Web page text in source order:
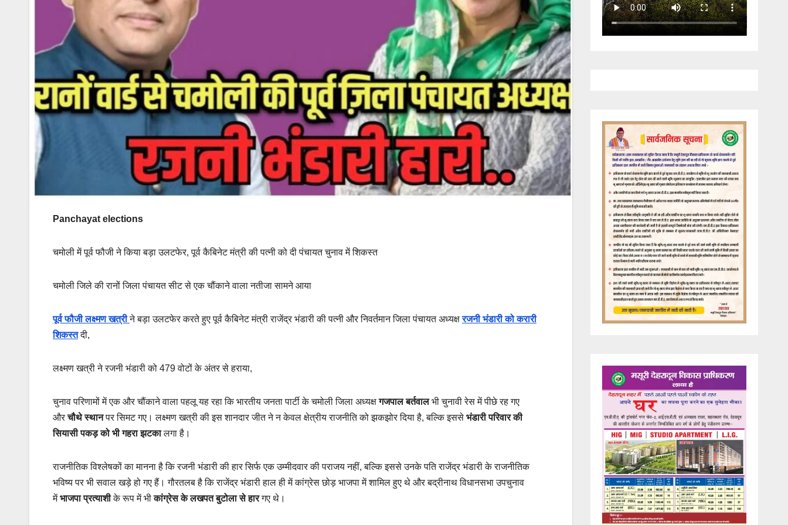
Panchayat elections
चमोली में पूर्व फौजी ने किया बड़ा उलटफेर, पूर्व कैबिनेट मंत्री की पत्नी को दी पंचायत चुनाव में शिकस्त
चमोली जिले की रानों जिला पंचायत सीट से एक चौंकाने वाला नतीजा सामने आया
पूर्व फौजी लक्ष्मण खत्रीने बड़ा उलटफेर करते हुए पूर्व कैबिनेट मंत्री राजेंद्र भंडारी की पत्नी और निवर्तमान जिला पंचायत अध्यक्षरजनी भंडारी को करारी
शिकस्तदी,
लक्ष्मण खत्री ने रजनी भंडारी को 479 वोटों के अंतर से हराया,
चुनाव परिणामों में एक और चौंकाने वाला पहलू यह रहा कि भारतीय जनता पार्टी के चमोली जिला अध्यक्षगजपाल बर्तवालभी चुनावी रेस में पीछे रह गए
औरचौथे स्थानपर सिमट गए। लक्ष्मण खत्री की इस शानदार जीत ने न केवल क्षेत्रीय राजनीति को झकझोर दिया है, बल्कि इससे भंडारी परिवार की
सियासी पकड़ को भी गहरा झटकालगा है।
राजनीतिक विश्लेषकों का मानना है कि रजनी भंडारी की हार सिर्फ एक उम्मीदवार की पराजय नहीं, बल्कि इससे उनके पति राजेंद्र भंडारी के राजनीतिक
भविष्य पर भी सवाल खड़े हो गए हैं। गौरतलब है कि राजेंद्र भंडारी हाल ही में कांग्रेस छोड़ भाजपा में शामिल हुए थे और बद्रीनाथ विधानसभा उपचुनाव
मेंभाजपा प्रत्याशीके रूप में भीकांग्रेस के लखपत बुटोला से हारगए थे।